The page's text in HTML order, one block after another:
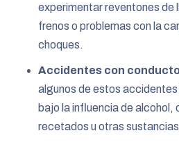
experimentar reventones de
frenos o problemas con la
choques.
Accidentes con
algunos de estos
bajo la influencia de
recetados u otras